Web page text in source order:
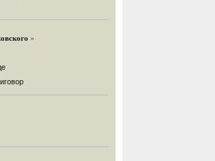
Ссылаясь на санкции,
из фонда национального
(«Ведомости» и «Дождь»).
12%.
»